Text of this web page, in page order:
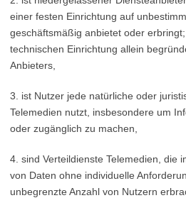
einer festen Einrichtung auf
geschäftsmäßig anbietet oder
technischen Einrichtung allein
Anbieters,
3. ist Nutzer jede natürliche oder
Telemedien nutzt, insbesondere um
oder zugänglich zu machen,
4. sind Verteildienste Telemedien, die
von Daten ohne individuelle
unbegrenzte Anzahl von Nutzern